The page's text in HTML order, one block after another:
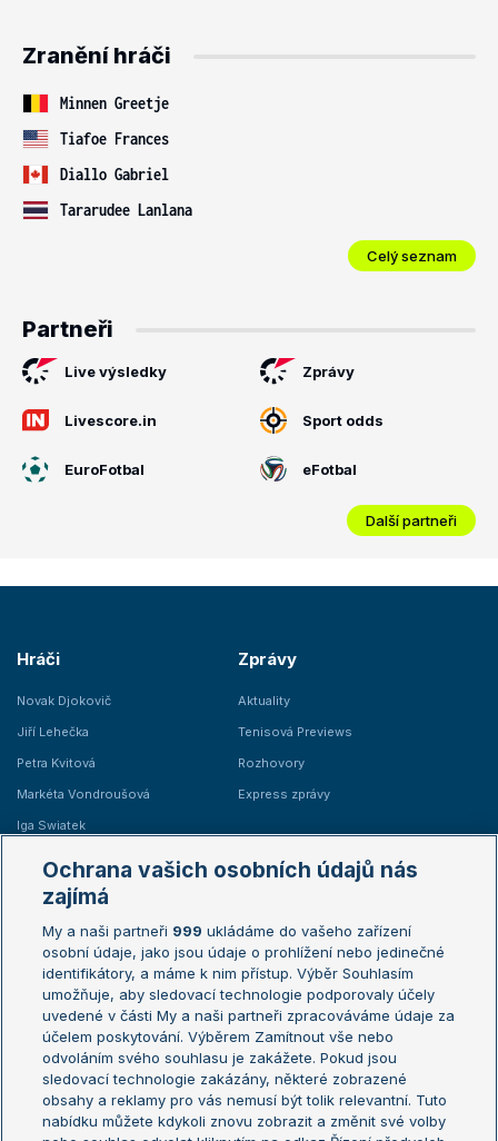
Zranění hráči
Minnen Greetje
Tiafoe Frances
Diallo Gabriel
Tararudee Lanlana
Celý seznam
Partneři
Live výsledky Zprávy
Livescore.in Sport odds
EuroFotbal eFotbal
Další partneři
Hráči
Novak Djokovič
Jiří Lehečka
Petra Kvitová
Markéta Vondroušová
Iga Swiatek
Zprávy
Aktuality
Tenisová Previews
Rozhovory
Express zprávy
Žebříčky
Žebříček ATP (muži)
Žebříček WTA (ženy)
Sázkařský žebříček
Australian Open
French Open
Wimbledon
US Open
Turnaj mistrů
Turnaj mistryň
Aktualní trendy
Ochrana vašich osobních údajů nás
zajímá
My a naši partneři 999 ukládáme do vašeho zařízení
osobní údaje, jako jsou údaje o prohlížení nebo jedinečné
identifikátory, a máme k nim přístup. Výběr Souhlasím
umožňuje, aby sledovací technologie podporovaly účely
uvedené v části My a naši partneři zpracováváme údaje za
účelem poskytování. Výběrem Zamítnout vše nebo
odvoláním svého souhlasu je zakážete. Pokud jsou
sledovací technologie zakázány, některé zobrazené
obsahy a reklamy pro vás nemusí být tolik relevantní. Tuto
nabídku můžete kdykoli znovu zobrazit a změnit své volby